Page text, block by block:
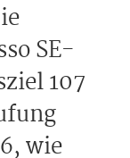
SE-
107
wie